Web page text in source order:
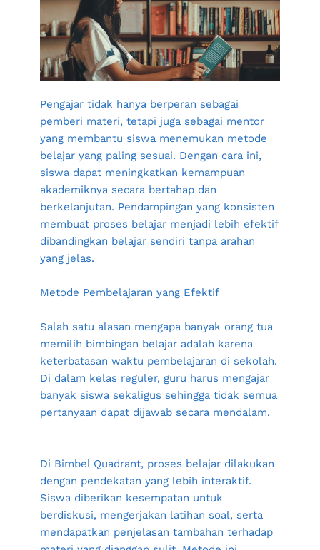
Pengajar tidak hanya berperan sebagai
pemberi materi, tetapi juga sebagai mentor
yang membantu siswa menemukan metode
belajar yang paling sesuai. Dengan cara ini,
siswa dapat meningkatkan kemampuan
akademiknya secara bertahap dan
berkelanjutan. Pendampingan yang konsisten
membuat proses belajar menjadi lebih efektif
dibandingkan belajar sendiri tanpa arahan
yang jelas.
Metode Pembelajaran yang Efektif
Salah satu alasan mengapa banyak orang tua
memilih bimbingan belajar adalah karena
keterbatasan waktu pembelajaran di sekolah.
Di dalam kelas reguler, guru harus mengajar
banyak siswa sekaligus sehingga tidak semua
pertanyaan dapat dijawab secara mendalam.
Di Bimbel Quadrant, proses belajar dilakukan
dengan pendekatan yang lebih interaktif.
Siswa diberikan kesempatan untuk
berdiskusi, mengerjakan latihan soal, serta
mendapatkan penjelasan tambahan terhadap